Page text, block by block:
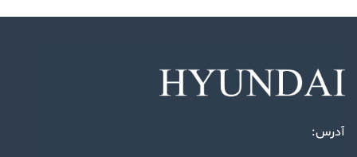
آدرس: